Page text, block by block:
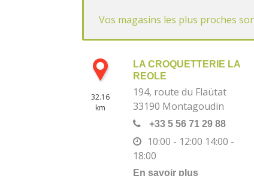
32.16
km
LA CROQUETTERIE LA
REOLE
194, route du Flaütat
33190 Montagoudin
+33 5 56 71 29 88
10:00 - 12:00 14:00 -
18:00
En savoir plus